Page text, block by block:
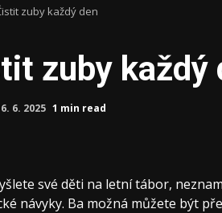
zuby každý den
zuby každý
6. 2025 1 min read
své děti na letní tábor,
návyky. Ba možná můžete být